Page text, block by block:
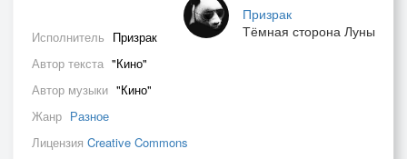
Призрак
Тёмная сторона Луны
Исполнитель Призрак
Автор текста "Кино"
Автор музыки "Кино"
Жанр Разное
Лицензия Creative Commons